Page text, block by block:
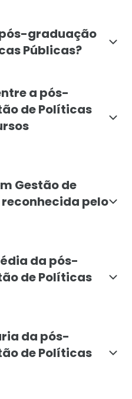
graduação
Públicas?
a pós-
de Políticas
Gestão de
pelo
da pós-
de Políticas
da pós-
de Políticas